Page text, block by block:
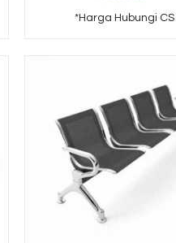
*Harga Hubungi CS